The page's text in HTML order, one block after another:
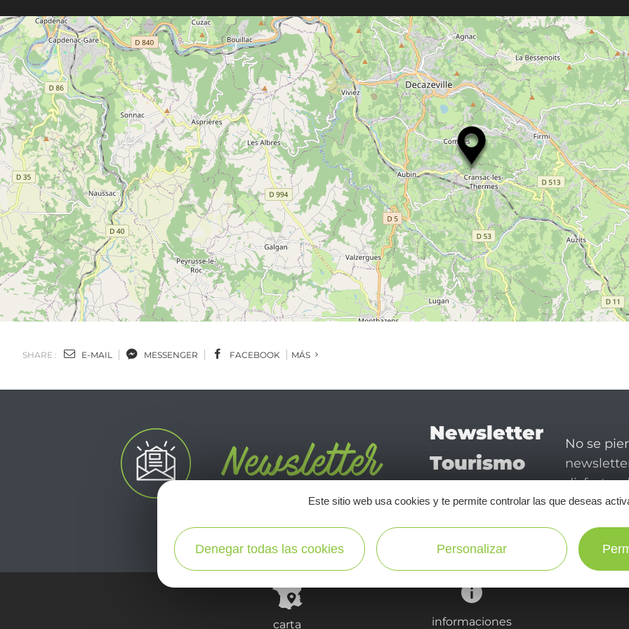
SHARE : E-MAIL MESSENGER FACEBOOK MÁS
Newsletter
Tourismo
en Aveyron
No se
disfrutar
¡SUSCRÍBASE A NUESTRO NEWSLETTER AQUÍ!
carta
informaciones
Este sitio web usa cookies y te permite controlar las que deseas
Denegar todas las cookies Personalizar